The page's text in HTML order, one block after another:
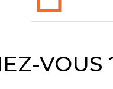
VOUS